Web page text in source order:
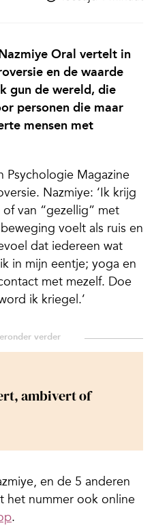
Oral vertelt in
en de waarde
gun de wereld, die
personen die maar
mensen met
Psychologie Magazine
Nazmiye: ‘Ik krijg
van “gezellig” met
voelt als ruis en
dat iedereen wat
in mijn eentje; yoga en
met mezelf. Doe
ik kriegel.’
ambivert of
en de 5 anderen
het nummer ook online
.